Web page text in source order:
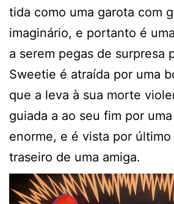
tida como uma garota com
imaginário, e portanto é
a serem pegas de surpresa
Sweetie é atraída por uma
que a leva à sua morte
guiada a ao seu fim por
enorme, e é vista por
traseiro de uma amiga.